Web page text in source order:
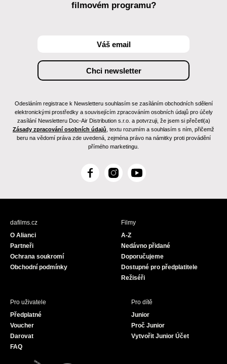
filmovém programu?
Odesláním registrace k Newsletteru souhlasím se zasíláním obchodních sdělení
elektronickými prostředky a souvisejícím zpracováním osobních údajů pro účely
zasílání Newsletteru Doc-Air Distribution s.r.o. a potvrzuji, že jsem si přečetl(a)
Zásady zpracování osobních údajů , textu rozumím a souhlasím s ním, přičemž
beru na vědomí práva zde uvedená, zejména právo na námitky proti provádění
přímého marketingu.
F
c
I
s
Y
u
dafilms.cz
O Alianci
Partneři
Ochrana soukromí
Obchodní podmínky
Filmy
A-Z
Nedávno přidané
Doporučujeme
Dostupné pro předplatitele
Režiséři
Pro uživatele
Předplatné
Voucher
Darovat
FAQ
Pro dítě
Junior
Proč Junior
Vytvořit Junior Účet